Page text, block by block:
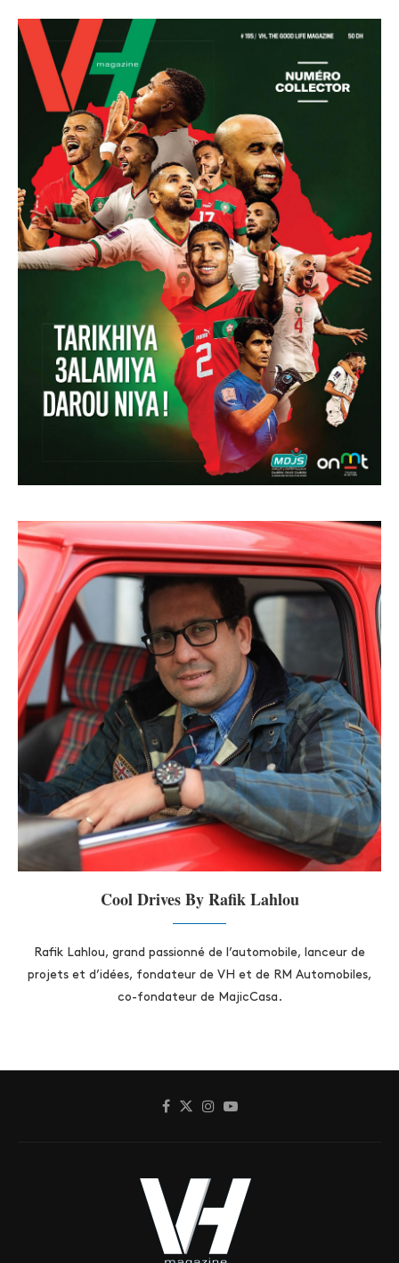
Cool Drives By Rafik Lahlou
Rafik Lahlou, grand passionné de l’automobile, lanceur de
projets et d’idées, fondateur de VH et de RM Automobiles,
co-fondateur de MajicCasa.